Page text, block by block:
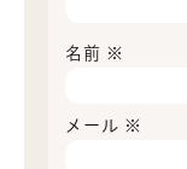
名前 ※
メール ※